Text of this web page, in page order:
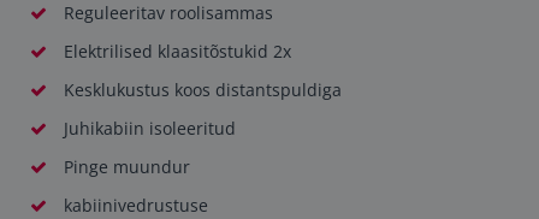
Reguleeritav roolisammas
Elektrilised klaasitõstukid 2x
Kesklukustus koos distantspuldiga
Juhikabiin isoleeritud
Pinge muundur
kabiinivedrustuse